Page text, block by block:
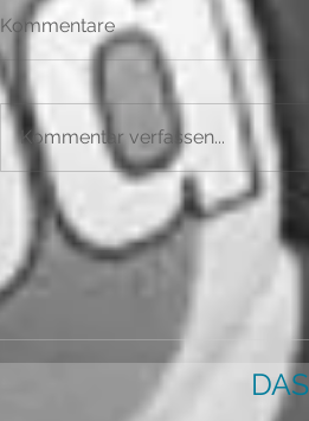
Kommentare
Kommentar verfassen...